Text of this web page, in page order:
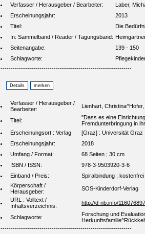
Verfasser / Herausgeber / Bearbeiter:
Laber,
Erscheinungsjahr:
2013
Titel:
Die
In: Sammelband / Reader / Tagungsband:
Seitenangabe:
139 - 150
Schlagworte:
----------------------------------------------------------------
Verfasser / Herausgeber /
Bearbeiter:
Lienhart,
Titel:
"Dass es eine
Fremdunterbringung in
Erscheinungsort : Verlag:
[Graz] : Universität Graz
Erscheinungsjahr:
2018
Umfang / Format:
68 Seiten ; 30 cm
ISBN / ISSN:
978-3-9503920-3-6
Einband / Preis:
Spiralbindung ; kostenfrei
Körperschaft /
Herausgeber:
SOS-Kinderdorf-Verlag
URL : Volltext /
Inhaltsverzeichnis:
http://d-nb.info/
Schlagworte:
Forschung und
----------------------------------------------------------------